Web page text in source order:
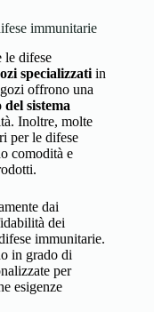
immunitarie
le difese
specializzati in
offrono una
sistema
Inoltre, molte
per le difese
comodità e
dai
dei
immunitarie.
in grado di
per
esigenze